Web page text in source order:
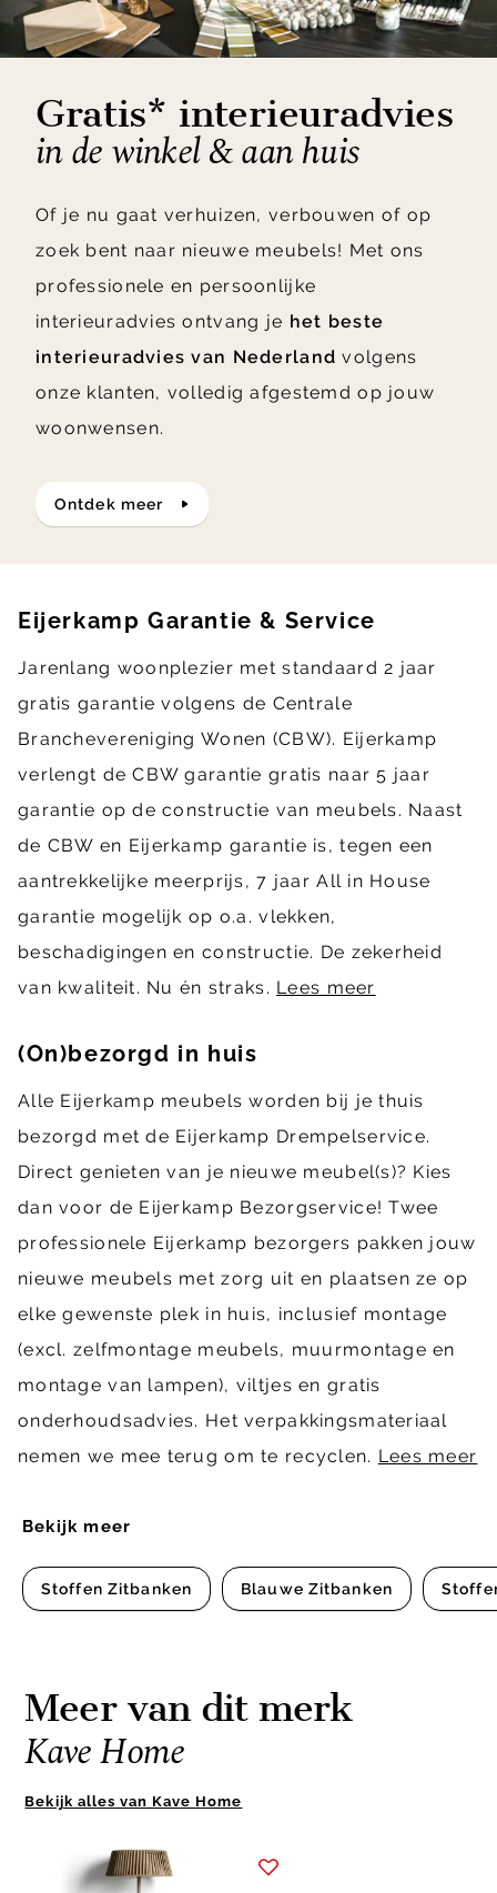
Gratis* interieuradvies
in de winkel & aan huis
Of je nu gaat verhuizen, verbouwen of op
zoek bent naar nieuwe meubels! Met ons
professionele en persoonlijke
interieuradvies ontvang je het beste
interieuradvies van Nederland volgens
onze klanten, volledig afgestemd op jouw
woonwensen.
ontdek meer
Bekijk meer
Stoffen Zitbanken Blauwe Zitbanken
Eijerkamp Garantie & Service
Jarenlang woonplezier met standaard 2 jaar
gratis garantie volgens de Centrale
Branchevereniging Wonen (CBW). Eijerkamp
verlengt de CBW garantie gratis naar 5 jaar
garantie op de constructie van meubels. Naast
de CBW en Eijerkamp garantie is, tegen een
aantrekkelijke meerprijs, 7 jaar All in House
garantie mogelijk op o.a. vlekken,
beschadigingen en constructie. De zekerheid
van kwaliteit. Nu én straks. Lees meer
(On)bezorgd in huis
Alle Eijerkamp meubels worden bij je thuis
bezorgd met de Eijerkamp Drempelservice.
Direct genieten van je nieuwe meubel(s)? Kies
dan voor de Eijerkamp Bezorgservice! Twee
professionele Eijerkamp bezorgers pakken jouw
nieuwe meubels met zorg uit en plaatsen ze op
elke gewenste plek in huis, inclusief montage
(excl. zelfmontage meubels, muurmontage en
montage van lampen), viltjes en gratis
onderhoudsadvies. Het verpakkingsmateriaal
nemen we mee terug om te recyclen. Lees meer
Meer van dit merk
Kave Home
Bekijk alles van Kave Home